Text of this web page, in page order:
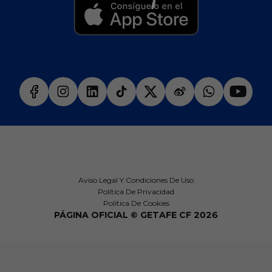
Aviso Legal Y Condiciones De Uso
Política De Privacidad
Política De Cookies
PÁGINA OFICIAL © GETAFE CF 2026